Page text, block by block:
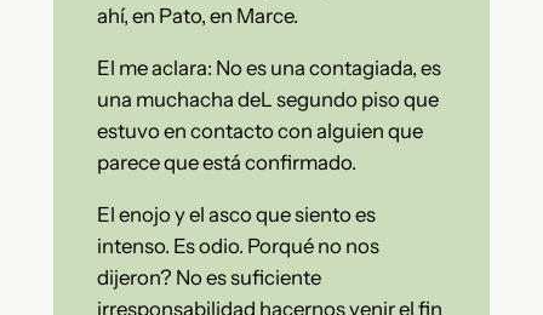
ahí, en Pato, en Marce.
El me aclara: No es una contagiada, es
una muchacha deL segundo piso que
estuvo en contacto con alguien que
parece que está confirmado.
El enojo y el asco que siento es
intenso. Es odio. Porqué no nos
dijeron? No es suficiente
irresponsabilidad hacernos venir el fin